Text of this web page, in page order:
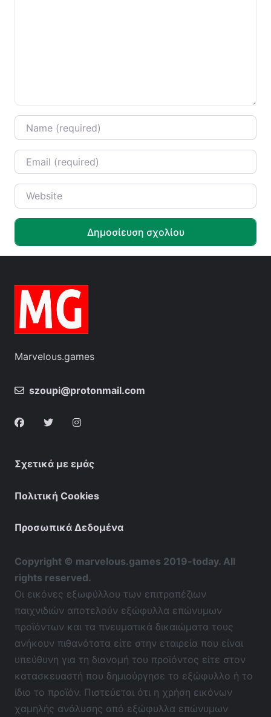
Name
Email
Website
Marvelous.games
szoupi@protonmail.com
Σχετικά με εμάς
Πολιτική Cookies
Προσωπικά Δεδομένα
Copyright © marvelous.games 2019-today. All
rights reserved.
Οι εικόνες εξωφύλλου των επιτραπέζιων
παιχνιδιών αποτελούν εξώφυλλα επώνυμων
προϊόντων και τα πνευματικά δικαιώματα τους
ανήκουν πιθανότατα είτε στην εταιρεία που είναι
υπεύθυνη για τη διανομή του προϊόντος είτε στον
κατασκευαστή που δημιούργησε το εξώφυλλο ή το
ίδιο το προϊόν. Πιστεύεται ότι η χρήση εικόνων
χαμηλής ανάλυσης από εξώφυλλα επώνυμων